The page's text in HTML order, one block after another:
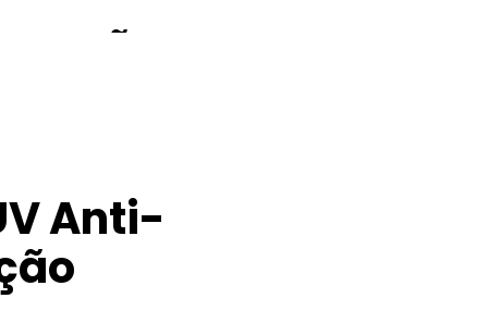
nocivos dos raios ultravioleta e
Anti-